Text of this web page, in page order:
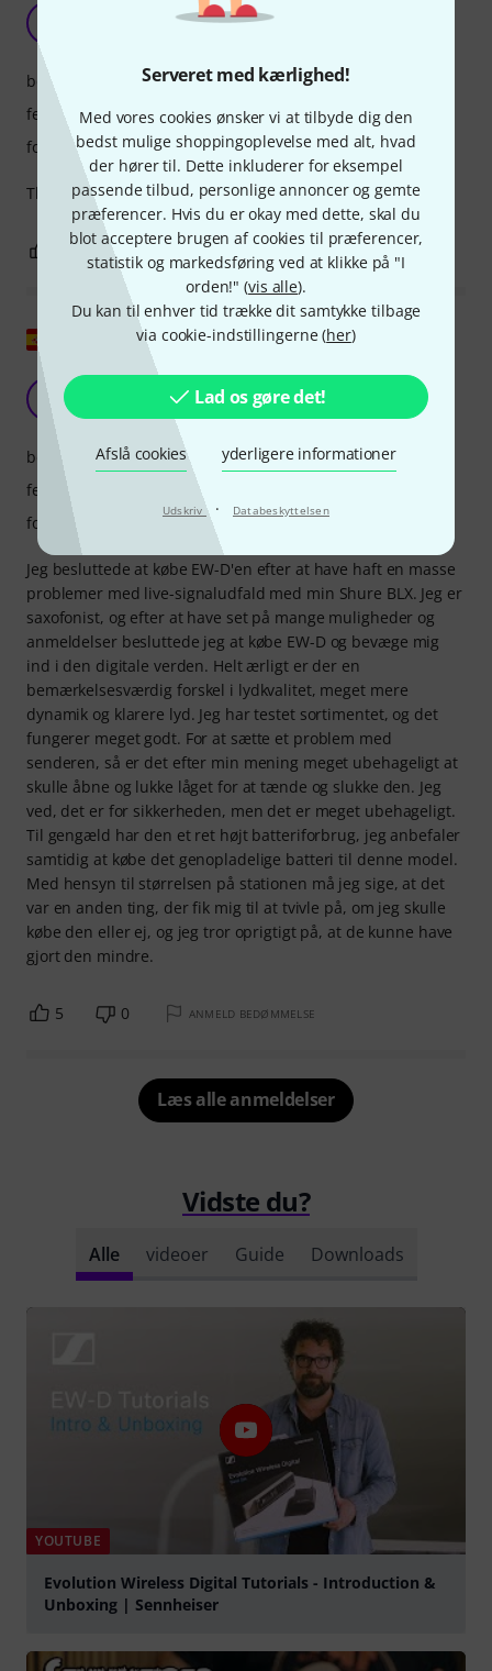
Serveret med kærlighed!
Med vores cookies ønsker vi at tilbyde dig den
bedst mulige shoppingoplevelse med alt, hvad
der hører til. Dette inkluderer for eksempel
passende tilbud, personlige annoncer og gemte
præferencer. Hvis du er okay med dette, skal du
blot acceptere brugen af cookies til præferencer,
statistik og markedsføring ved at klikke på "I
orden!" (vis alle).
Du kan til enhver tid trække dit samtykke tilbage
via cookie-indstillingerne (her)
Lad os gøre det!
Afslå cookies yderligere informationer
Udskriv · Databeskyttelsen
Sennheiser EW-D SK Base Q1-6
The best of its kind
betjening
features
forarbejdning
0 ANMELD BEDØMMELSE
Vis original
Mixob9 25.06.2022
Jeg besluttede at købe EW-D'en efter at have haft en masse
problemer med live-signaludfald med min Shure BLX. Jeg er
saxofonist, og efter at have set på mange muligheder og
anmeldelser besluttede jeg at købe EW-D og bevæge mig
ind i den digitale verden. Helt ærligt er der en
bemærkelsesværdig forskel i lydkvalitet, meget mere
dynamik og klarere lyd. Jeg har testet sortimentet, og det
fungerer meget godt. For at sætte et problem med
senderen, så er det efter min mening meget ubehageligt at
skulle åbne og lukke låget for at tænde og slukke den. Jeg
ved, det er for sikkerheden, men det er meget ubehageligt.
Til gengæld har den et ret højt batteriforbrug, jeg anbefaler
samtidig at købe det genopladelige batteri til denne model.
Med hensyn til størrelsen på stationen må jeg sige, at det
var en anden ting, der fik mig til at tvivle på, om jeg skulle
købe den eller ej, og jeg tror oprigtigt på, at de kunne have
gjort den mindre.
betjening
features
forarbejdning
5 0 ANMELD BEDØMMELSE
Læs alle anmeldelser
Vidste du?
Alle videoer Guide Downloads
YOUTUBE
Evolution Wireless Digital Tutorials - Introduction &
Unboxing | Sennheiser